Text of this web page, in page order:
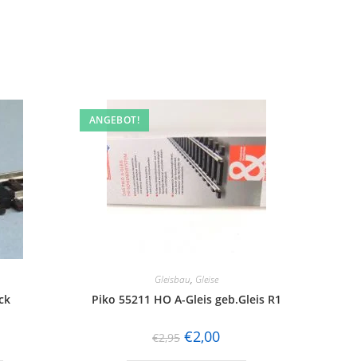
ANGEBOT!
Gleisbau, Gleise
Piko 55211 HO A-Gleis geb.Gleis R1
€2,95 €2,00